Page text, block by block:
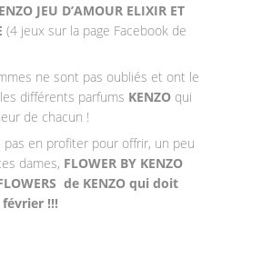
JEU D’AMOUR ELIXIR ET
(4 jeux sur la page Facebook de
ne sont pas oubliés et ont le
différents parfums KENZO qui
de chacun !
pas en profiter pour offrir, un peu
dames, FLOWER BY KENZO
de KENZO qui doit
!!!